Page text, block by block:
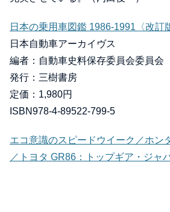
日本の乗用車図鑑 1986‐1991〈改訂
日本自動車アーカイヴス
編者：自動車史料保存委員会委員会
発行：三樹書房
定価：1,980円
ISBN978-4-89522-799-5
エコ意識のスピードウイーク／ホン
／トヨタ GR86：トップギア・ジャ